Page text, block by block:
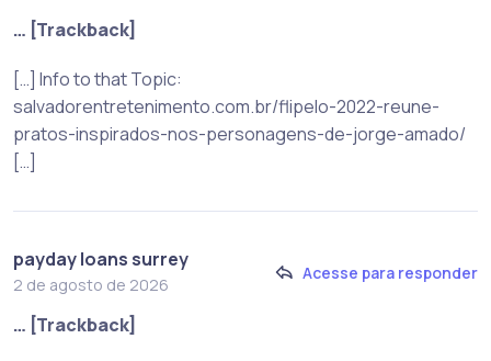
… [Trackback]
[…] Info to that Topic:
salvadorentretenimento.com.br/flipelo-2022-reune-
pratos-inspirados-nos-personagens-de-jorge-amado/
[…]
payday loans surrey
2 de agosto de 2026
Acesse para responder
… [Trackback]